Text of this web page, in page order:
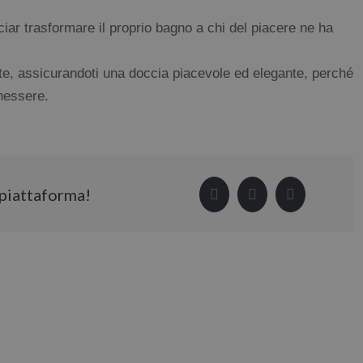
trasformare il proprio bagno a chi del piacere ne ha
assicurandoti una doccia piacevole ed elegante, perché
FacebookLinkedInPinterest